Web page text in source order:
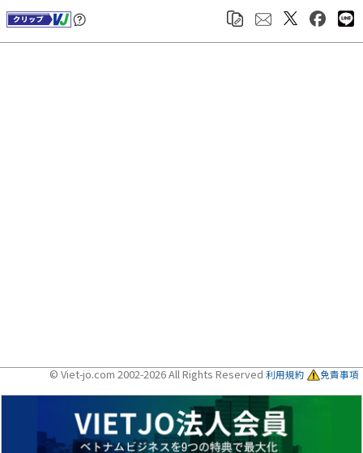
© Viet-jo.com 2002-2026 All Rights Reserved 利用規約 免責事項